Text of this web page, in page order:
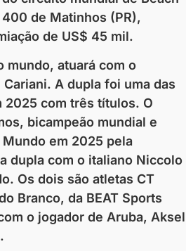
de Matinhos (PR),
de US$ 45 mil.
mundo, atuará com o
A dupla foi uma das
2025 com três títulos. O
bicampeão mundial e
em 2025 pela
dupla com o italiano Niccolo
Os dois são atletas CT
Branco, da BEAT Sports
o jogador de Aruba, Aksel